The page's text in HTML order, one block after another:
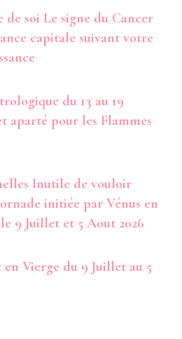
de soi Le signe du Cancer
capitale suivant votre
du 13 au 19
aparté pour les Flammes
Inutile de vouloir
initiée par Vénus en
9 Juillet et 5 Aout 2026
Vierge du 9 Juillet au 5